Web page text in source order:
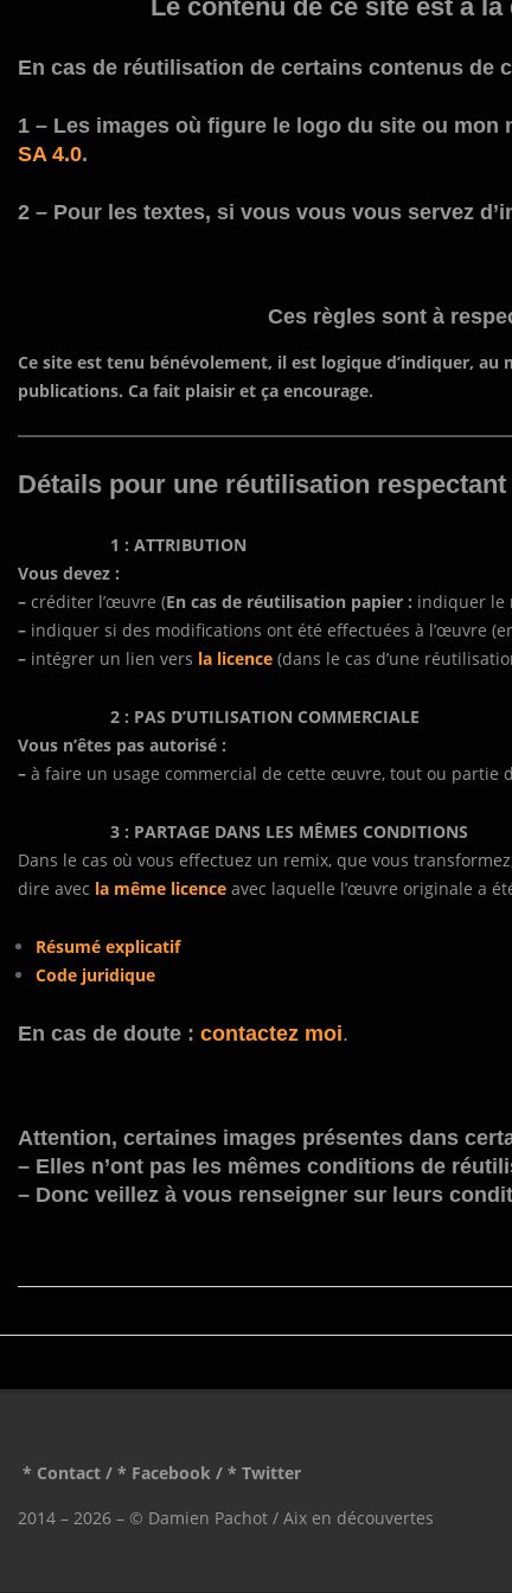
Le contenu de ce site est à
En cas de réutilisation de certains contenus de
1 – Les images où figure le logo du site ou
SA 4.0.
2 – Pour les textes, si vous vous vous servez
Ces règles sont à
Ce site est tenu bénévolement, il est logique d’indiquer,
publications. Ca fait plaisir et ça encourage.
Détails pour une réutilisation
1 : ATTRIBUTION
Vous devez :
– créditer l’œuvre (En cas de réutilisation papier : indiquer le
– indiquer si des modifications ont été effectuées à l’œuvre
– intégrer un lien vers la licence (dans le cas d’une
2 : PAS D’UTILISATION COMMERCIALE
Vous n’êtes pas autorisé :
– à faire un usage commercial de cette œuvre, tout ou partie
3 : PARTAGE DANS LES MÊMES CONDITIONS
Dans le cas où vous effectuez un remix, que vous
dire avec la même licence avec laquelle l’œuvre originale a
Résumé explicatif
Code juridique
En cas de doute : contactez moi.
Attention, certaines images présentes dans
– Elles n’ont pas les mêmes conditions de
– Donc veillez à vous renseigner sur leurs
* Contact / * Facebook / * Twitter
2014 – 2026 – © Damien Pachot / Aix en découvertes